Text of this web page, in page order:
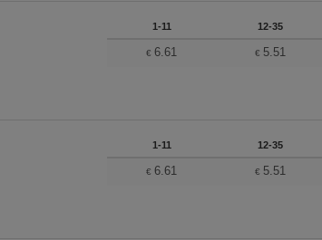
1-11 12-35
€6.61 € 5.51
1-11 12-35
€6.61 € 5.51